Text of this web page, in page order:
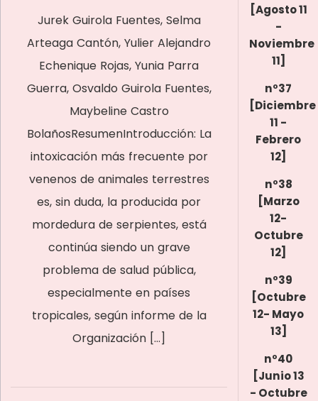
Jurek Guirola Fuentes, Selma
Arteaga Cantón, Yulier Alejandro
Echenique Rojas, Yunia Parra
Guerra, Osvaldo Guirola Fuentes,
Maybeline Castro
BolañosResumenIntroducción: La
intoxicación más frecuente por
venenos de animales terrestres
es, sin duda, la producida por
mordedura de serpientes, está
continúa siendo un grave
problema de salud pública,
especialmente en países
tropicales, según informe de la
Organización […]
[Agosto 11
-
Noviembre
11]
nº37
[Diciembre
11 -
Febrero
12]
nº38
[Marzo
12-
Octubre
12]
nº39
[Octubre
12- Mayo
13]
nº40
[Junio 13
- Octubre